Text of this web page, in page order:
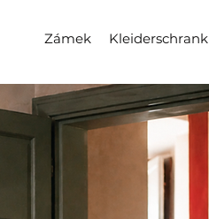
Zámek Kleiderschrank